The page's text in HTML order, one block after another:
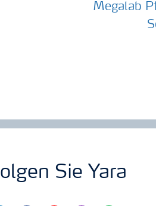
Megalab
Sie Yara